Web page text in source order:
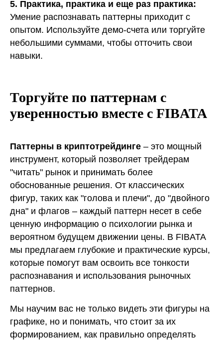
5. Практика, практика и еще раз практика:
Умение распознавать паттерны приходит с
опытом. Используйте демо-счета или торгуйте
небольшими суммами, чтобы отточить свои
навыки.
Торгуйте по паттернам с
уверенностью вместе с FIBATA
Паттерны в криптотрейдинге – это мощный
инструмент, который позволяет трейдерам
"читать" рынок и принимать более
обоснованные решения. От классических
фигур, таких как "голова и плечи", до "двойного
дна" и флагов – каждый паттерн несет в себе
ценную информацию о психологии рынка и
вероятном будущем движении цены. В FIBATA
мы предлагаем глубокие и практические курсы,
которые помогут вам освоить все тонкости
распознавания и использования рыночных
паттернов.
Мы научим вас не только видеть эти фигуры на
графике, но и понимать, что стоит за их
формированием, как правильно определять